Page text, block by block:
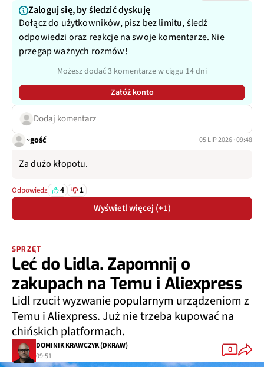
Zaloguj się, by śledzić dyskuję
Dołącz do użytkowników, pisz bez limitu, śledź
odpowiedzi oraz reakcje na swoje komentarze. Nie
przegap ważnych rozmów!
Możesz dodać 3 komentarze w ciągu 14 dni
Załóż konto
Dodaj komentarz
~gość 05 LIP 2026 · 09:48
Za dużo kłopotu.
Odpowiedz 4 1
Wyświetl więcej (+1)
SPRZĘT
Leć do Lidla. Zapomnij o
zakupach na Temu i Aliexpress
Lidl rzucił wyzwanie popularnym urządzeniom z
Temu i Aliexpress. Już nie trzeba kupować na
chińskich platformach.
DOMINIK KRAWCZYK (DKRAW)
09:51
0